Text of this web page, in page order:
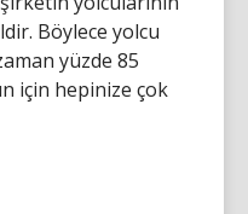
Böylece yolcu
yüzde 85
için hepinize çok